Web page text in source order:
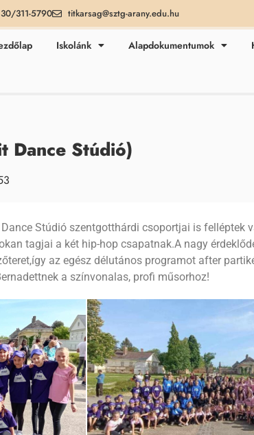
311-5790 titkarsag@sztg-arany.edu.hu
Iskolánk Alapdokumentumok
Dance Stúdió)
Stúdió szentgotthárdi csoportjai is felléptek
tagjai a két hip-hop csapatnak.A nagy
az egész délutános programot after
a színvonalas, profi műsorhoz!